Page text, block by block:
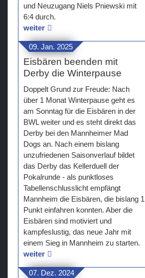
und Neuzugang Niels Pniewski mit
6:4 durch.
weiter
09. Jan. 2025
Eisbären beenden mit
Derby die Winterpause
Doppelt Grund zur Freude: Nach
über 1 Monat Winterpause geht es
am Sonntag für die Eisbären in der
BWL weiter und es steht direkt das
Derby bei den Mannheimer Mad
Dogs an. Nach einem bislang
unzufriedenen Saisonverlauf bildet
das Derby das Kellerduell der
Pokalrunde - als punktloses
Tabellenschlusslicht empfängt
Mannheim die Eisbären, die bislang 1
Punkt einfahren konnten. Aber die
Eisbären sind motiviert und
kampfeslustig, das neue Jahr mit
einem Sieg in Mannheim zu starten.
weiter
07. Dez. 2024